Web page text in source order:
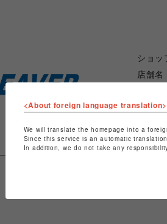
ショッ
店舗名
ショッ
<About foreign language translation>
We will translate the homepage into a
Since this service is an automatic
In addition, we do not take any